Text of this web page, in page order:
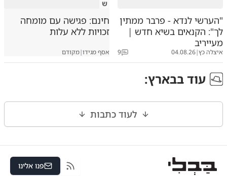
"הערשי לנדא - פרבר ממתין
לך": הקנאים בשיא חדש |
מעייריב
איצלה כץ|
04.08.26
9
ש
חינם: פגישה עם מומחה
זכויות ללא עלות
אסף מגידו|מקודם
עוד בבארץ:
לעוד כתבות
RSS פנו אלינו